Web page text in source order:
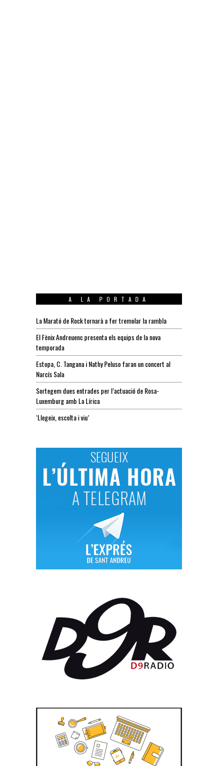
A LA PORTADA
La Marató de Rock tornarà a fer tremolar la rambla
El Fènix Andreuenc presenta els equips de la nova
temporada
Estopa, C. Tangana i Nathy Peluso faran un concert al
Narcís Sala
Sortegem dues entrades per l’actuació de Rosa-
Luxemburg amb La Lírica
‘Llegeix, escolta i viu’